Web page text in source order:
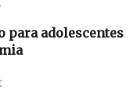
para adolescentes